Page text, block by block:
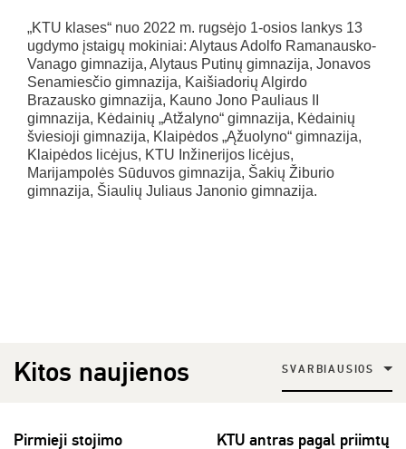
„KTU klases“ nuo 2022 m. rugsėjo 1-osios lankys 13
ugdymo įstaigų mokiniai: Alytaus Adolfo Ramanausko-
Vanago gimnazija, Alytaus Putinų gimnazija, Jonavos
Senamiesčio gimnazija, Kaišiadorių Algirdo
Brazausko gimnazija, Kauno Jono Pauliaus II
gimnazija, Kėdainių „Atžalyno“ gimnazija, Kėdainių
šviesioji gimnazija, Klaipėdos „Ąžuolyno“ gimnazija,
Klaipėdos licėjus, KTU Inžinerijos licėjus,
Marijampolės Sūduvos gimnazija, Šakių Žiburio
gimnazija, Šiaulių Juliaus Janonio gimnazija.
Kitos naujienos SVARBIAUSIOS
Pirmieji stojimo
KTU antras pagal priimtų